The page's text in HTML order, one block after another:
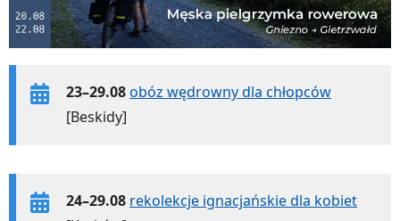
23–29.08obóz wędrowny dla chłopców
[Beskidy]
24–29.08 rekolekcje ignacjańskie dla kobiet